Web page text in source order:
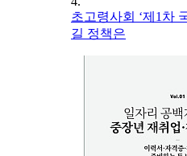
초고령사회 ‘제1차
길 정책은